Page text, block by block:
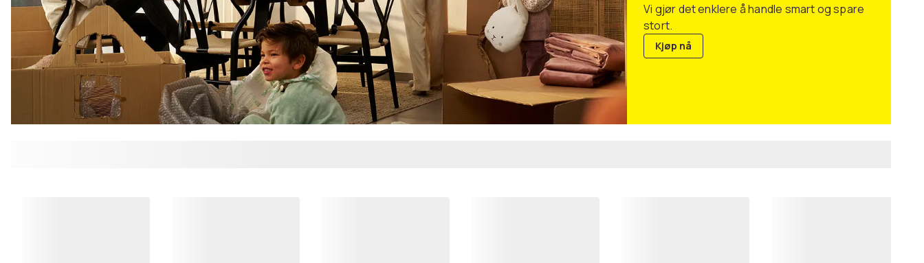
Vi gjør det enklere å handle smart og spare
stort.
Kjøp nå